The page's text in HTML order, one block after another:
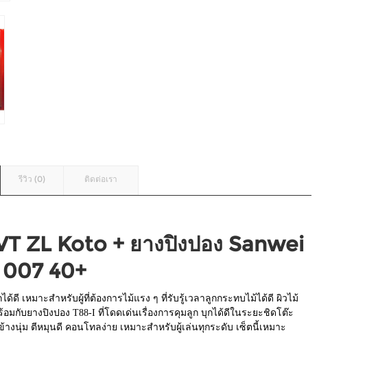
รีวิว (0) ติดต่อเรา
ZL Koto + ยางปิงปอง Sanwei
40+
ดี เหมาะสำหรับผู้ที่ต้องการไม้แรง ๆ ที่รับรู้เวลาลูกกระทบไม้ได้ดี ผิวไม้
กับยางปิงปอง T88-I ที่โดดเด่นเรื่องการคุมลูก บุกได้ดีในระยะชิดโต๊ะ
างนุ่ม ตีหมุนดี คอนโทลง่าย เหมาะสำหรับผู้เล่นทุกระดับ เซ็ตนี้เหมาะ